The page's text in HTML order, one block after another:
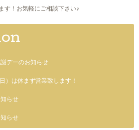
す！お気軽にご相談下さい♪
デーのお知らせ
）は休まず営業致します！
らせ
らせ